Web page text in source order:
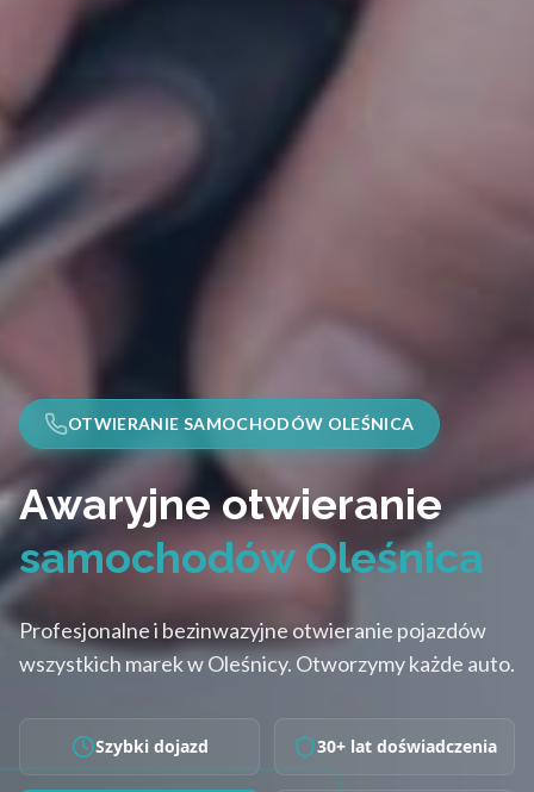
OTWIERANIE SAMOCHODÓW OLEŚNICA
Awaryjne otwieranie
samochodów Oleśnica
Profesjonalne i bezinwazyjne otwieranie pojazdów
wszystkich marek w Oleśnicy. Otworzymy każde auto.
Szybki dojazd 30+ lat doświadczenia